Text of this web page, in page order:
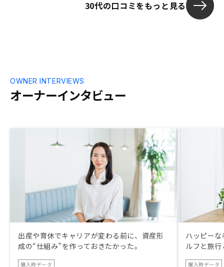
30代の口コミをもっと見る
オーナーインタビュー
OWNER INTERVIEWS
出産や育休でキャリアが変わる前に、資産形
成の“仕組み”を作っておきたかった。
購入時データ
ハッピー
ルフと旅
購入時データ